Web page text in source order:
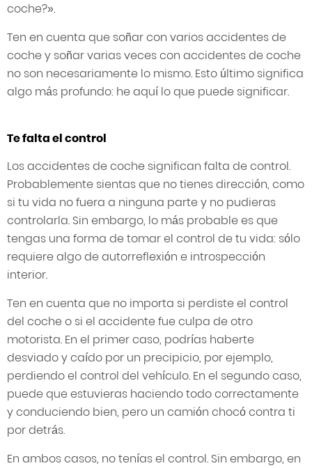
coche?».
Ten en cuenta que soñar con varios accidentes de
coche y soñar varias veces con accidentes de coche
no son necesariamente lo mismo. Esto último significa
algo más profundo: he aquí lo que puede significar.
Te falta el control
Los accidentes de coche significan falta de control.
Probablemente sientas que no tienes dirección, como
si tu vida no fuera a ninguna parte y no pudieras
controlarla. Sin embargo, lo más probable es que
tengas una forma de tomar el control de tu vida: sólo
requiere algo de autorreflexión e introspección
interior.
Ten en cuenta que no importa si perdiste el control
del coche o si el accidente fue culpa de otro
motorista. En el primer caso, podrías haberte
desviado y caído por un precipicio, por ejemplo,
perdiendo el control del vehículo. En el segundo caso,
puede que estuvieras haciendo todo correctamente
y conduciendo bien, pero un camión chocó contra ti
por detrás.
En ambos casos, no tenías el control. Sin embargo, en